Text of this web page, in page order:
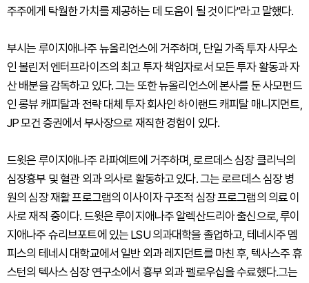
주주에게 탁월한 가치를 제공하는 데 도움이 될 것이다"라고 말했다.
부시는 루이지애나주 뉴올리언스에 거주하며, 단일 가족 투자 사무소
인 볼린저 엔터프라이즈의 최고 투자 책임자로서 모든 투자 활동과 자
산 배분을 감독하고 있다. 그는 또한 뉴올리언스에 본사를 둔 사모펀드
인 롱뷰 캐피탈과 전략 대체 투자 회사인 하이랜드 캐피탈 매니지먼트,
JP 모건 증권에서 부사장으로 재직한 경험이 있다.
드윗은 루이지애나주 라파예트에 거주하며, 로르데스 심장 클리닉의
심장흉부 및 혈관 외과 의사로 활동하고 있다. 그는 로르데스 심장 병
원의 심장 재활 프로그램의 이사이자 구조적 심장 프로그램의 의료 이
사로 재직 중이다. 드윗은 루이지애나주 알렉산드리아 출신으로, 루이
지애나주 슈리브포트에 있는 LSU 의과대학을 졸업하고, 테네시주 멤
피스의 테네시 대학교에서 일반 외과 레지던트를 마친 후, 텍사스주 휴
스턴의 텍사스 심장 연구소에서 흉부 외과 펠로우십을 수료했다.그는